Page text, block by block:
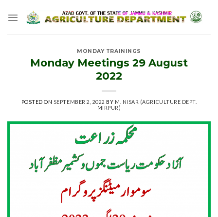
MONDAY TRAININGS
Monday Meetings 29 August
2022
POSTED ON SEPTEMBER 2, 2022 BY M. NISAR (AGRICULTURE DEPT.
MIRPUR)